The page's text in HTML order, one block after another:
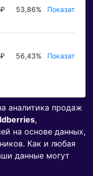
53,86% Показать ₽
56,43% Показать ₽
аналитика продаж
,
на основе данных,
Как и любая
данные могут